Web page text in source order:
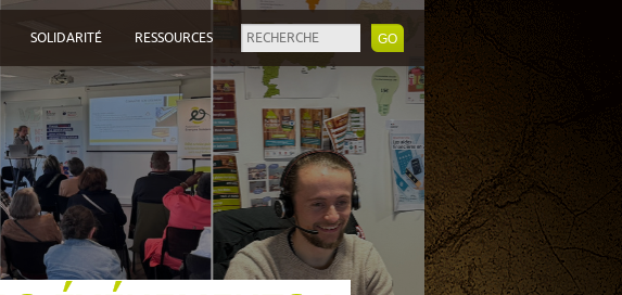
SOLIDARITÉ RESSOURCES